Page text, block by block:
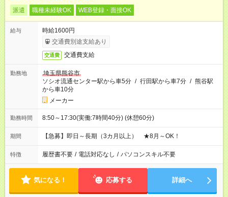
派遣 職種未経験OK WEB登録・面接OK
給与
時給1600円
交通費別途支給あり
交通費 交通費支給
勤務地
埼玉県熊谷市
ソシオ流通センター駅から車5分 / 行田駅から車7分 / 熊谷駅
から車10分
メーカー
勤務時間 8:50～17:30(実働:7時間40分) (休憩60分)
期間 【急募】即日～長期（3カ月以上） ★8月～OK！
特徴 履歴書不要 / 電話対応なし / パソコンスキル不要
気になる！ 応募する 詳細へ